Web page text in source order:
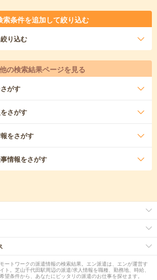
索条件を追加して絞り込む
り込む
他の検索結果ページを見る
がす
さがす
をさがす
情報をさがす
ートワークの派遣情報の検索結果。エン派遣は、エンが運営す
ト。芝山千代田駅周辺の派遣/求人情報を職種、勤務地、時給、
望条件から、あなたにピッタリの派遣のお仕事を探せます。